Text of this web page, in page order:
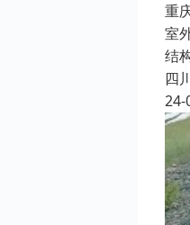
重
室
结
四
24-